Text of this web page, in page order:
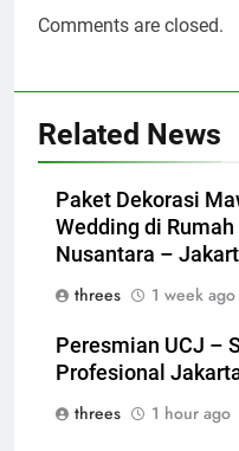
Comments are closed.
Related News
Paket Dekorasi
Wedding di
Nusantara –
threes
1 week ago
Peresmian UCJ –
Profesional
threes
1 hour ago